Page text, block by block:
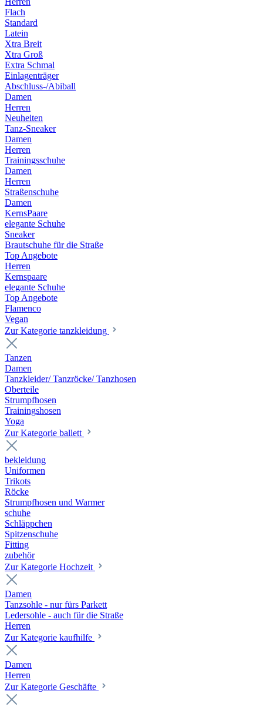
Flach
Standard
Latein
Xtra Breit
Xtra Groß
Extra Schmal
Einlagenträger
Abschluss-/Abiball
Damen
Herren
Neuheiten
Tanz-Sneaker
Damen
Herren
Trainingsschuhe
Damen
Herren
Straßenschuhe
Damen
KernsPaare
elegante Schuhe
Sneaker
Brautschuhe für die Straße
Top Angebote
Herren
Kernspaare
elegante Schuhe
Top Angebote
Flamenco
Vegan
Zur Kategorie tanzkleidung
Tanzen
Damen
Tanzkleider/ Tanzröcke/ Tanzhosen
Oberteile
Strumpfhosen
Trainingshosen
Yoga
Zur Kategorie ballett
bekleidung
Uniformen
Trikots
Röcke
Strumpfhosen und Warmer
schuhe
Schläppchen
Spitzenschuhe
Fitting
zubehör
Zur Kategorie Hochzeit
Damen
Tanzsohle - nur fürs Parkett
Ledersohle - auch für die Straße
Herren
Zur Kategorie kaufhilfe
Damen
Herren
Zur Kategorie Geschäfte